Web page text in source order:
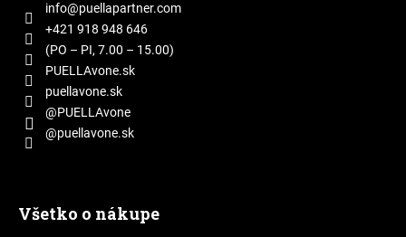
info@puellapartner.com
+421 918 948 646
(PO – PI, 7.00 – 15.00)
PUELLAvone.sk
puellavone.sk
@PUELLAvone
@puellavone.sk
Všetko o nákupe